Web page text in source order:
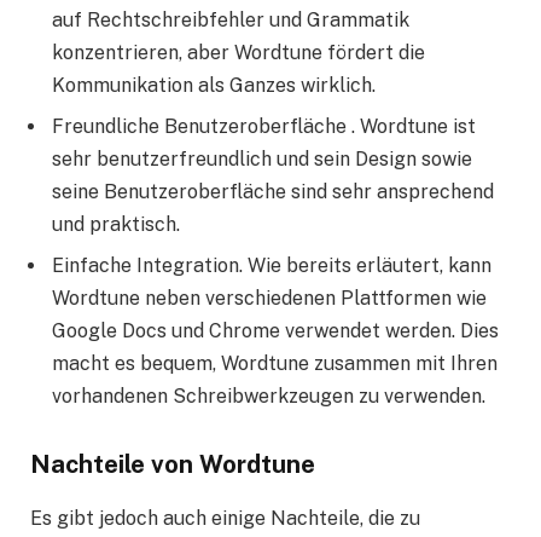
auf Rechtschreibfehler und Grammatik
konzentrieren, aber Wordtune fördert die
Kommunikation als Ganzes wirklich.
Freundliche Benutzeroberfläche . Wordtune ist
sehr benutzerfreundlich und sein Design sowie
seine Benutzeroberfläche sind sehr ansprechend
und praktisch.
Einfache Integration. Wie bereits erläutert, kann
Wordtune neben verschiedenen Plattformen wie
Google Docs und Chrome verwendet werden. Dies
macht es bequem, Wordtune zusammen mit Ihren
vorhandenen Schreibwerkzeugen zu verwenden.
Nachteile von Wordtune
Es gibt jedoch auch einige Nachteile, die zu